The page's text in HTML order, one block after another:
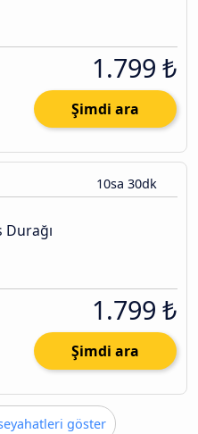
1.799 ₺
Şimdi ara
10sa 30dk
1.799 ₺
Şimdi ara
göster